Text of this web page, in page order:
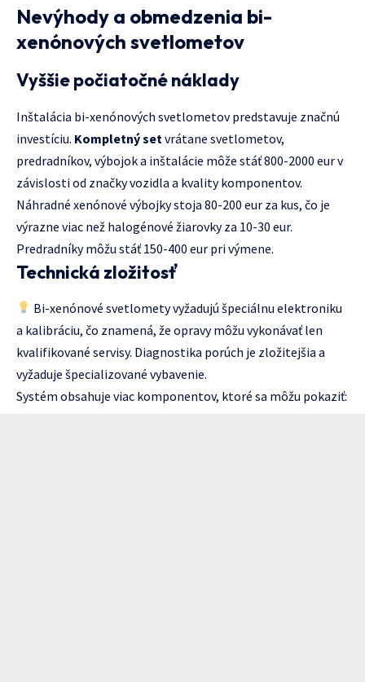
Nevýhody a obmedzenia bi-
xenónových svetlometov
Vyššie počiatočné náklady
Inštalácia bi-xenónových svetlometov predstavuje značnú
investíciu. Kompletný set vrátane svetlometov,
predradníkov, výbojok a inštalácie môže stáť 800-2000 eur v
závislosti od značky vozidla a kvality komponentov.
Náhradné xenónové výbojky stoja 80-200 eur za kus, čo je
výrazne viac než halogénové žiarovky za 10-30 eur.
Predradníky môžu stáť 150-400 eur pri výmene.
Technická zložitosť
Bi-xenónové svetlomety vyžadujú špeciálnu elektroniku
a kalibráciu, čo znamená, že opravy môžu vykonávať len
kvalifikované servisy. Diagnostika porúch je zložitejšia a
vyžaduje špecializované vybavenie.
Systém obsahuje viac komponentov, ktoré sa môžu pokaziť: